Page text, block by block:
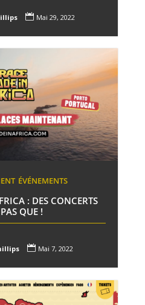
 Mai 29, 2022
ÉVÉNEMENTS
: DES CONCERTS
QUE !
 Mai 7, 2022